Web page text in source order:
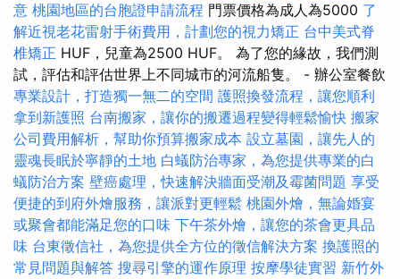
意 桃園地區的台胞證申請流程 門票價格為成人為5000 了
解近視老花雷射手術費用，計劃您的視力矯正 台中美式脊
椎矯正 HUF，兒童為2500 HUF。 為了您的緣故，我們測
試，評估和評估世界上不同城市的河流船隻。 - 辦公室餐飲
專業設計，打造獨一無二的空間 護照換發流程，讓您順利
拿到新護照 台南搬家，讓你的搬遷過程變得輕鬆愉快 搬家
公司費用解析，幫助你預算搬家成本 設立墓園，讓先人的
靈魂長眠於寧靜的土地 白蟻防治專家，為您提供專業的白
蟻防治方案 壁癌處理，快速解決牆面受潮及霉菌問題 享受
便捷的到府外燴服務，讓派對更輕鬆 桃園外燴，無論婚宴
或聚會都能滿足您的口味 下午茶外燴，讓您的茶會更具品
味 台東徵信社，為您提供全方位的徵信解決方案 換護照的
常見問題與解答 搜尋引擎的運作原理 按摩學徒實習 新竹外